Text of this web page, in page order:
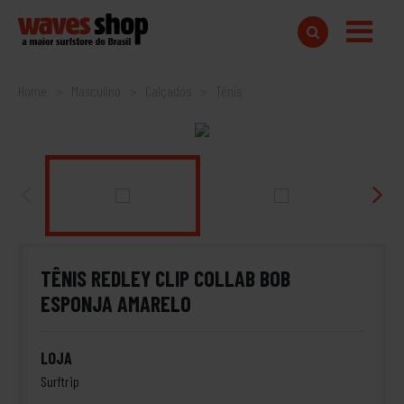
Home
TÊNIS REDLEY CLIP COLLAB BOB
ESPONJA AMARELO
LOJA
Surftrip